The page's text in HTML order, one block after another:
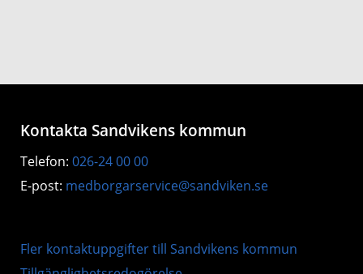
Kontakta Sandvikens kommun
Telefon: 026-24 00 00
E-post: medborgarservice@sandviken.se
Fler kontaktuppgifter till Sandvikens kommun